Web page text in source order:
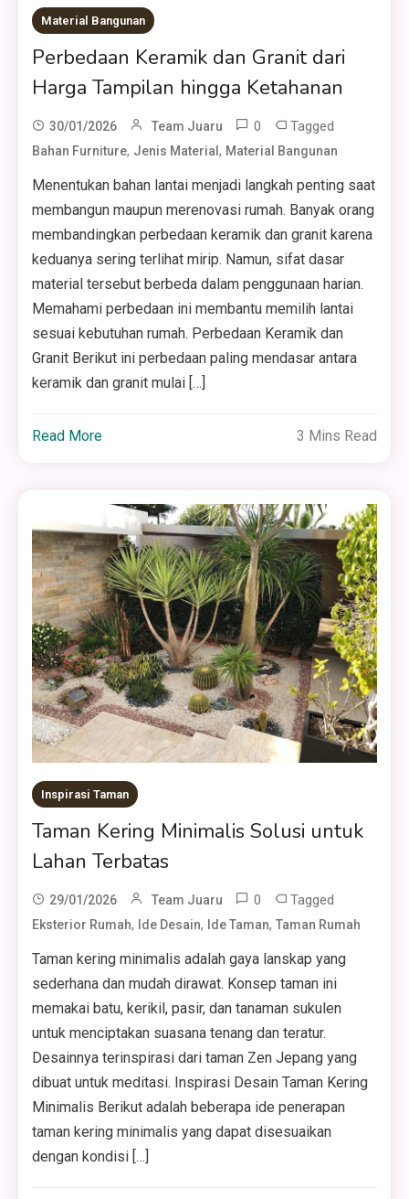
Material Bangunan
Perbedaan Keramik dan Granit dari
Harga Tampilan hingga Ketahanan
30/01/2026 Team Juaru 0 Tagged
Bahan Furniture, Jenis Material, Material Bangunan
Menentukan bahan lantai menjadi langkah penting saat
membangun maupun merenovasi rumah. Banyak orang
membandingkan perbedaan keramik dan granit karena
keduanya sering terlihat mirip. Namun, sifat dasar
material tersebut berbeda dalam penggunaan harian.
Memahami perbedaan ini membantu memilih lantai
sesuai kebutuhan rumah. Perbedaan Keramik dan
Granit Berikut ini perbedaan paling mendasar antara
keramik dan granit mulai […]
Read More 3 Mins Read
Inspirasi Taman
Taman Kering Minimalis Solusi untuk
Lahan Terbatas
29/01/2026 Team Juaru 0 Tagged
Eksterior Rumah, Ide Desain, Ide Taman,Taman Rumah
Taman kering minimalis adalah gaya lanskap yang
sederhana dan mudah dirawat. Konsep taman ini
memakai batu, kerikil, pasir, dan tanaman sukulen
untuk menciptakan suasana tenang dan teratur.
Desainnya terinspirasi dari taman Zen Jepang yang
dibuat untuk meditasi. Inspirasi Desain Taman Kering
Minimalis Berikut adalah beberapa ide penerapan
taman kering minimalis yang dapat disesuaikan
dengan kondisi […]